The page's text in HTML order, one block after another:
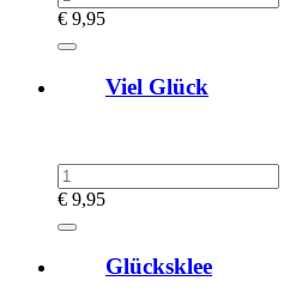
€ 9,95
Viel Glück
€ 9,95
Glücksklee